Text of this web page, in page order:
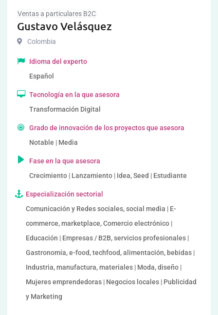
Ventas a particulares B2C
Gustavo Velásquez
Colombia
Idioma del experto
Español
Tecnología en la que asesora
Transformación Digital
Grado de innovación de los proyectos que asesora
Notable | Media
Fase en la que asesora
Crecimiento | Lanzamiento | Idea, Seed | Estudiante
Especialización sectorial
Comunicación y Redes sociales, social media | E-
commerce, marketplace, Comercio electrónico |
Educación | Empresas / B2B, servicios profesionales |
Gastronomía, e-food, techfood, alimentación, bebidas |
Industria, manufactura, materiales | Moda, diseño |
Mujeres emprendedoras | Negocios locales | Publicidad
y Marketing